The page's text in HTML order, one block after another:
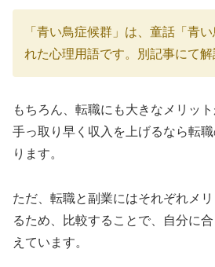
「青い鳥症候群」は、童話「青
れた心理用語です。別記事にて解
もちろん、転職にも大きなメリッ
手っ取り早く収入を上げるなら転
ります。
ただ、転職と副業にはそれぞれメ
るため、比較することで、自分に
えています。